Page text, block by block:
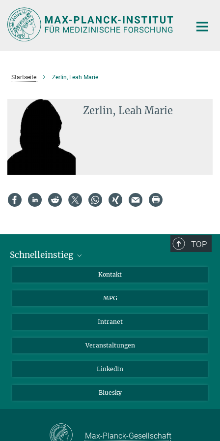
Hauptinhalt
Startseite Zerlin, Leah Marie
Zerlin, Leah Marie
TOP
Schnelleinstieg
Wissenschaftler*innen
Studierende
Bewerber*innen
Kontakt
MPG
Intranet
Veranstaltungen
LinkedIn
Bluesky
Max-Planck-Gesellschaft